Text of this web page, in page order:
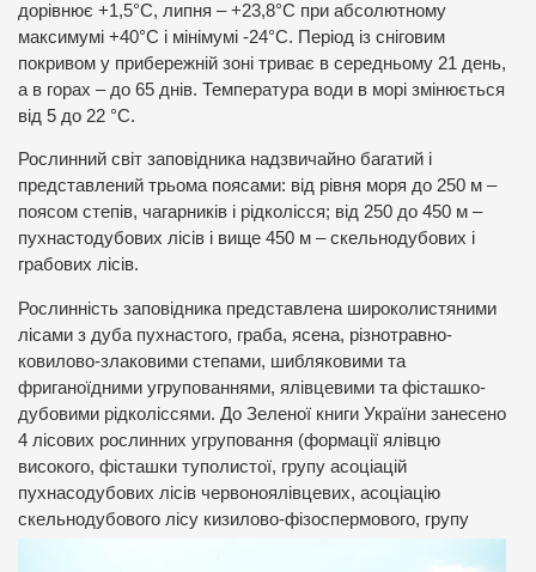
дорівнює +1,5°С, липня – +23,8°С при абсолютному
максимумі +40°С і мінімумі -24°С. Період із сніговим
покривом у прибережній зоні триває в середньому 21 день,
а в горах – до 65 днів. Температура води в морі змінюється
від 5 до 22 °С.
Рослинний світ заповідника надзвичайно багатий і
представлений трьома поясами: від рівня моря до 250 м –
поясом степів, чагарників і рідколісся; від 250 до 450 м –
пухнастодубових лісів і вище 450 м – скельнодубових і
грабових лісів.
Рослинність заповідника представлена широколистяними
лісами з дуба пухнастого, граба, ясена, різнотравно-
ковилово-злаковими степами, шибляковими та
фриганоїдними угрупованнями, ялівцевими та фісташко-
дубовими рідколіссями. До Зеленої книги України занесено
4 лісових рослинних угруповання (формації ялівцю
високого, фісташки туполистої, групу асоціацій
пухнасодубових лісів червоноялівцевих, асоціацію
скельнодубового лісу кизилово-фізоспермового, групу